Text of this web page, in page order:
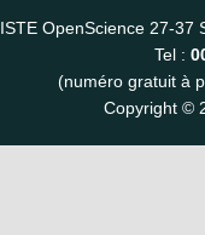
ISTE OpenScience 27-37
Tel :
(numéro gratuit à
Copyright ©